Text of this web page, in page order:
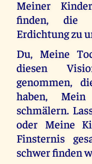
Meiner
finden, die
Erdichtung zu
Du, Meine
diesen
genommen,
haben,
schmälern.
oder Meine
Finsternis
schwer finden